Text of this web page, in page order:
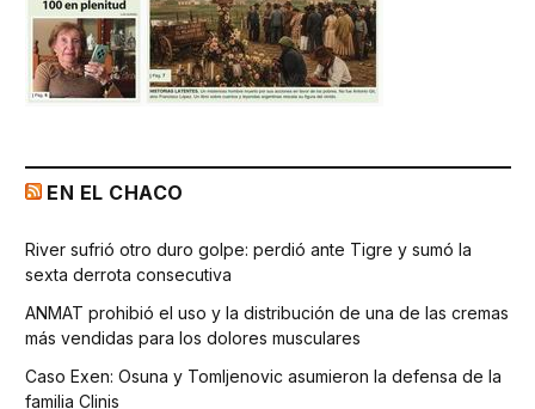
EN EL CHACO
River sufrió otro duro golpe: perdió ante Tigre y sumó la
sexta derrota consecutiva
ANMAT prohibió el uso y la distribución de una de las cremas
más vendidas para los dolores musculares
Caso Exen: Osuna y Tomljenovic asumieron la defensa de la
familia Clinis